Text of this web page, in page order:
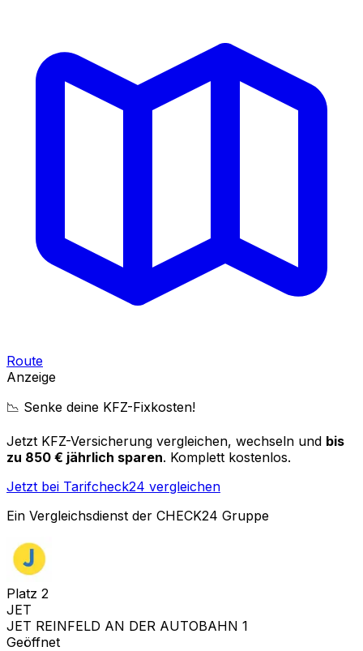
Route
Anzeige
📉 Senke deine KFZ-Fixkosten!
Jetzt KFZ-Versicherung vergleichen, wechseln und bis
zu 850 € jährlich sparen. Komplett kostenlos.
Jetzt bei Tarifcheck24 vergleichen
Ein Vergleichsdienst der CHECK24 Gruppe
Platz 2
JET
JET REINFELD AN DER AUTOBAHN 1
Geöffnet